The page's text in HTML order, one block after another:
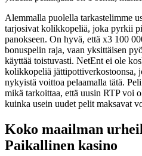
Alemmalla puolella tarkastelimme
tarjosivat kolikkopeliä, joka pyrkii
panokseen. On hyvä, että x3 100
bonuspelin raja, vaan yksittäisen
käyttää toistuvasti. NetEnt ei ole
kolikkopeliä jättipottiverkostoonsa,
nykyistä voittoa pelaamalla tätä.
mikä tarkoittaa, että uusin RTP voi
kuinka usein uudet pelit maksavat
Koko maailman
Paikallinen kasino